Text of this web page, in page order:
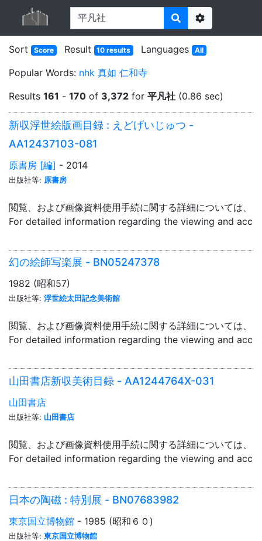
Options
Sort
Score Result 10 results Languages All
Popular Words: nhk 真如 仁和寺
Results 161 - 170 of 3,372 for 平凡社 (0.86 sec)
新収浮世絵版画目録 : えどげいじゅつ -
AA12437103-081
原書房 [編] - 2014
出版社等: 原書房
閲覧、および画像資料使用手続に関する詳細については、「
For detailed information regarding the viewing and
幻の絵師写楽展 - BN05247378
1982 (昭和57)
出版社等: 浮世絵太田記念美術館
閲覧、および画像資料使用手続に関する詳細については、「
For detailed information regarding the viewing and
山田書店新収美術目録 - AA1244764X-031
山田書店
出版社等: 山田書店
閲覧、および画像資料使用手続に関する詳細については、「
For detailed information regarding the viewing and
日本の陶磁 : 特別展 - BN07683982
東京国立博物館 - 1985 (昭和６０)
出版社等: 東京国立博物館